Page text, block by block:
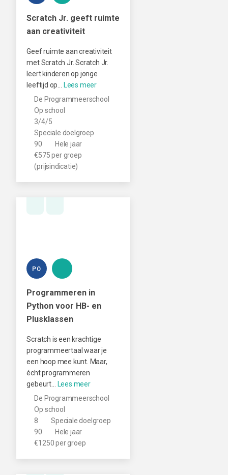
Scratch Jr. geeft ruimte
aan creativiteit
Geef ruimte aan creativiteit
met Scratch Jr. Scratch Jr.
leert kinderen op jonge
leeftijd op…
De Programmeerschool
Op school
3/4/5
Speciale doelgroep
90
Hele jaar
€575 per groep
(prijsindicatie)
PO
Programmeren in
Python voor HB- en
Plusklassen
Scratch is een krachtige
programmeertaal waar je
een hoop mee kunt. Maar,
écht programmeren
gebeurt…
De Programmeerschool
Op school
8
Speciale doelgroep
90
Hele jaar
€1250 per groep